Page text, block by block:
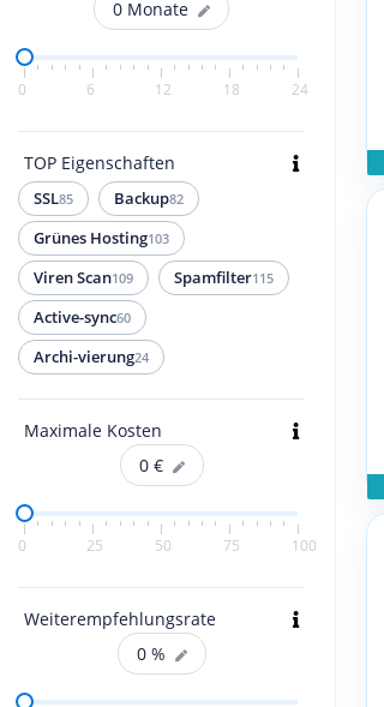
0 Monate
0 6 12 18 24
TOP Eigenschaften
SSL85 Backup82
Grünes Hosting103
Viren Scan109 Spamfilter115
Active-sync60
Archi-vierung24
Maximale Kosten
0 €
0 25 50 75 100
Weiterempfehlungsrate
0 %